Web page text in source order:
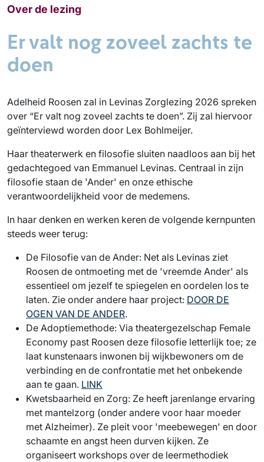
Over de lezing
Er valt nog zoveel zachts te
doen
Adelheid Roosen zal in Levinas Zorglezing 2026 spreken
over “Er valt nog zoveel zachts te doen”. Zij zal hiervoor
geïnterviewd worden door Lex Bohlmeijer.
Haar theaterwerk en filosofie sluiten naadloos aan bij het
gedachtegoed van Emmanuel Levinas. Centraal in zijn
filosofie staan de 'Ander' en onze ethische
verantwoordelijkheid voor de medemens.
In haar denken en werken keren de volgende kernpunten
steeds weer terug:
De Filosofie van de Ander: Net als Levinas ziet
Roosen de ontmoeting met de 'vreemde Ander' als
essentieel om jezelf te spiegelen en oordelen los te
laten. Zie onder andere haar project: DOOR DE
OGEN VAN DE ANDER.
De Adoptiemethode: Via theatergezelschap Female
Economy past Roosen deze filosofie letterlijk toe; ze
laat kunstenaars inwonen bij wijkbewoners om de
verbinding en de confrontatie met het onbekende
aan te gaan. LINK
Kwetsbaarheid en Zorg: Ze heeft jarenlange ervaring
met mantelzorg (onder andere voor haar moeder
met Alzheimer). Ze pleit voor 'meebewegen' en door
schaamte en angst heen durven kijken. Ze
organiseert workshops over de leermethodiek